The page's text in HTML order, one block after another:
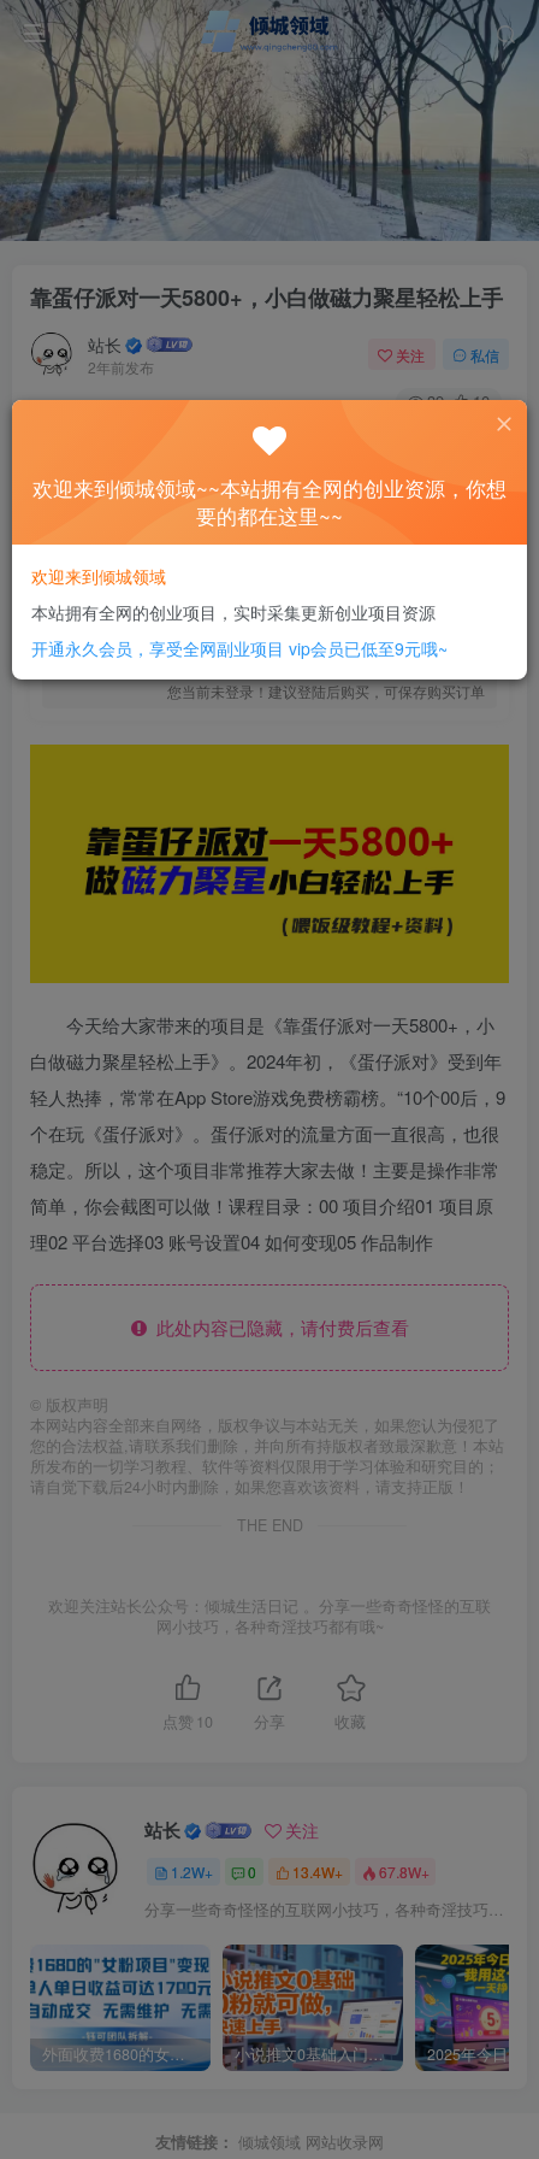
靠蛋仔派对一天5800+，小白做磁力聚星轻松上手
站长
2年前发布
关注 私信
39 10
此内容为付费资源，请付费后查看
10
立即购买
您当前未登录！建议登陆后购买，可保存购买订单
今天给大家带来的项目是《靠蛋仔派对一天5800+，小
白做磁力聚星轻松上手》。2024年初，《蛋仔派对》受到年
轻人热捧，常常在App Store游戏免费榜霸榜。“10个00后，9
个在玩《蛋仔派对》。蛋仔派对的流量方面一直很高，也很
稳定。所以，这个项目非常推荐大家去做！主要是操作非常
简单，你会截图可以做！课程目录：00 项目介绍01 项目原
理02 平台选择03 账号设置04 如何变现05 作品制作
此处内容已隐藏，请付费后查看
© 版权声明
本网站内容全部来自网络，版权争议与本站无关，如果您认为侵犯了
您的合法权益,请联系我们删除，并向所有持版权者致最深歉意！本站
所发布的一切学习教程、软件等资料仅限用于学习体验和研究目的；
请自觉下载后24小时内删除，如果您喜欢该资料，请支持正版！
THE END
欢迎关注站长公众号：倾城生活日记 。分享一些奇奇怪怪的互联
网小技巧，各种奇淫技巧都有哦~
点赞 10 分享 收藏
站长 关注
1.2W+ 0 13.4W+ 67.8W+
外面收费1680的女粉项目变现，单人单日收益可达1.7k，全自动成交无需维护 小说推文0基础入门教程，0粉就可做，快速上手
友情链接： 倾城领域 网站收录网
欢迎来到倾城领域~~本站拥有全网的创业资源，你想
要的都在这里~~
欢迎来到倾城领域
本站拥有全网的创业项目，实时采集更新创业项目资源
开通永久会员，享受全网副业项目 vip会员已低至9元哦~